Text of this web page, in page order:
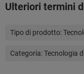
Ulteriori termini
Tipo di prodotto:
Categoria:Tecnologia